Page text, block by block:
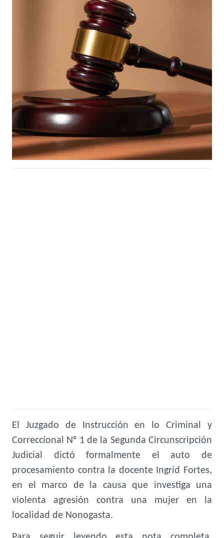
El Juzgado de Instrucción en lo Criminal y
Correccional N° 1 de la Segunda Circunscripción
Judicial dictó formalmente el auto de
procesamiento contra la docente Ingrid Fortes,
en el marco de la causa que investiga una
violenta agresión contra una mujer en la
localidad de Nonogasta.